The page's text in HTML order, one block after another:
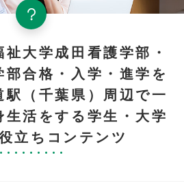
大学成田看護学部・
合格・入学・進学を
（千葉県）周辺で一
生活をする学生・大学
立ちコンテンツ